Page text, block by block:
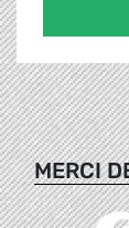
MERCI